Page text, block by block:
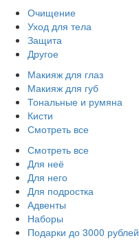
Очищение
Уход для тела
Защита
Другое
Макияж для глаз
Макияж для губ
Тональные и румяна
Кисти
Смотреть все
Смотреть все
Для неё
Для него
Для подростка
Адвенты
Наборы
Подарки до 3000 рублей